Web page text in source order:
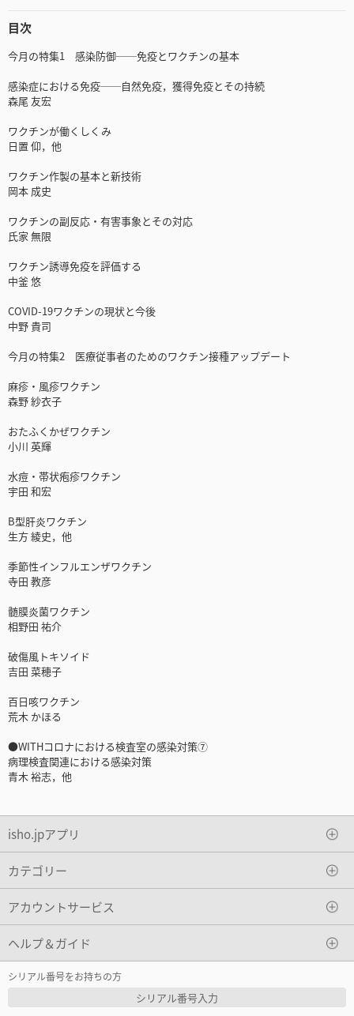
目次
今月の特集1 感染防御──免疫とワクチンの基本
感染症における免疫──自然免疫，獲得免疫とその持続
森尾 友宏
ワクチンが働くしくみ
日置 仰，他
ワクチン作製の基本と新技術
岡本 成史
ワクチンの副反応・有害事象とその対応
氏家 無限
ワクチン誘導免疫を評価する
中釜 悠
COVID-19ワクチンの現状と今後
中野 貴司
今月の特集2 医療従事者のためのワクチン接種アップデート
麻疹・風疹ワクチン
森野 紗衣子
おたふくかぜワクチン
小川 英輝
水痘・帯状疱疹ワクチン
宇田 和宏
B型肝炎ワクチン
生方 綾史，他
季節性インフルエンザワクチン
寺田 教彦
髄膜炎菌ワクチン
相野田 祐介
破傷風トキソイド
吉田 菜穂子
百日咳ワクチン
荒木 かほる
●WITHコロナにおける検査室の感染対策⑦
病理検査関連における感染対策
青木 裕志，他
isho.jpアプリ
カテゴリー
アカウントサービス
ヘルプ＆ガイド
シリアル番号をお持ちの方
シリアル番号入力